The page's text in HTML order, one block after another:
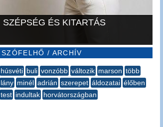
SZÉPSÉG ÉS KITARTÁS
SZÓFELHŐ / ARCHÍV
húsvéti buli vonzóbb változik marson több
lány minél adrián szerepet áldozatai élőben
test indultak horvátországban